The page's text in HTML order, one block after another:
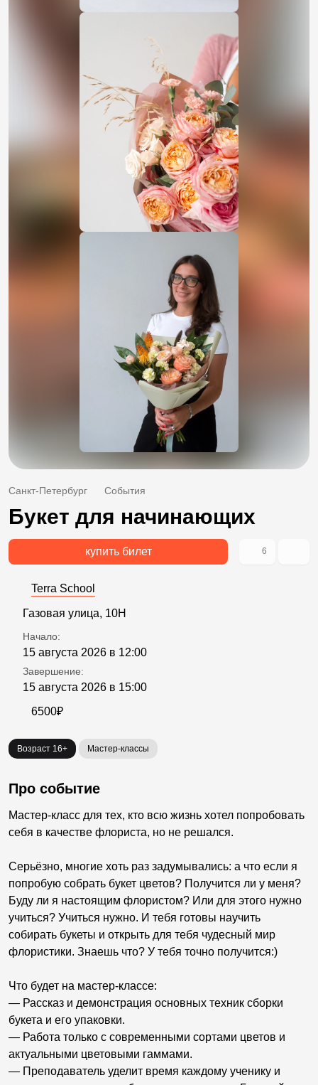
Санкт-Петербург События
Букет для начинающих
купить билет 6
Terra School
Газовая улица, 10Н
Начало:
15 августа 2026 в 12:00
Завершение:
15 августа 2026 в 15:00
6500₽
Возраст 16+ Мастер-классы
Про событие
Мастер-класс для тех, кто всю жизнь хотел попробовать
себя в качестве флориста, но не решался.
Серьёзно, многие хоть раз задумывались: а что если я
попробую собрать букет цветов? Получится ли у меня?
Буду ли я настоящим флористом? Или для этого нужно
учиться? Учиться нужно. И тебя готовы научить
собирать букеты и открыть для тебя чудесный мир
флористики. Знаешь что? У тебя точно получится:)
Что будет на мастер-классе:
— Рассказ и демонстрация основных техник сборки
букета и его упаковки.
— Работа только с современными сортами цветов и
актуальными цветовыми гаммами.
— Преподаватель уделит время каждому ученику и